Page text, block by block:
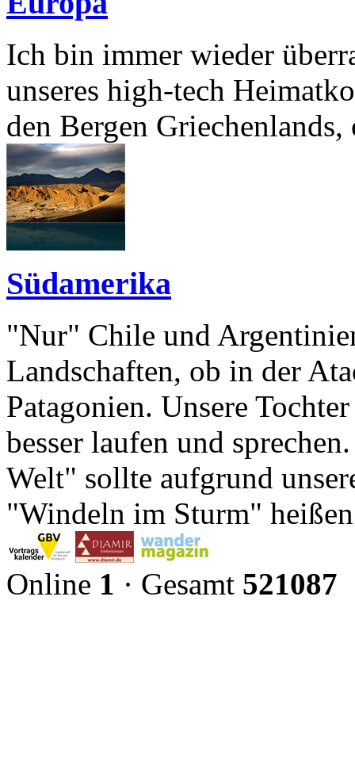
Ich bin immer wieder
unseres high-tech
den Bergen
Südamerika
"Nur" Chile und
Landschaften, ob in der
Patagonien. Unsere
besser laufen und
Welt" sollte aufgrund
"Windeln im Sturm"
Online 1 · Gesamt 521087